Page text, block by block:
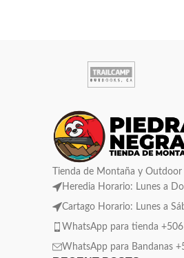
Tienda de Montaña y Outdoor
Heredia Horario: Lunes a
Cartago Horario: Lunes a
WhatsApp para tienda
WhatsApp para Bandanas